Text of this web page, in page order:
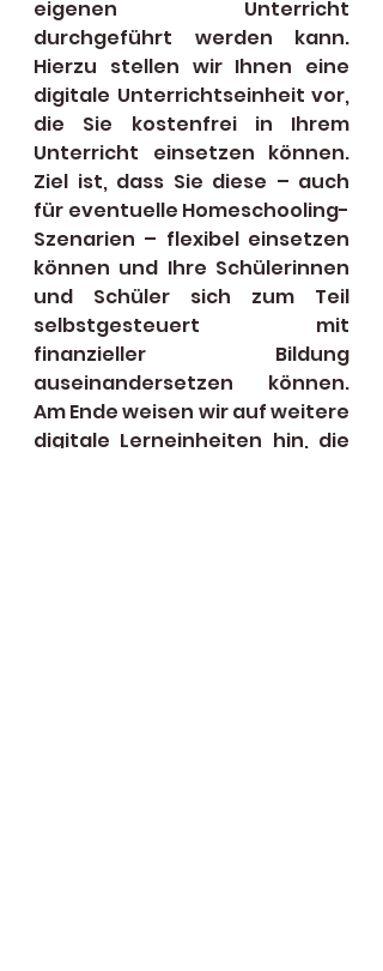
eigenen Unterricht
durchgeführt werden kann.
Hierzu stellen wir Ihnen eine
digitale Unterrichtseinheit vor,
die Sie kostenfrei in Ihrem
Unterricht einsetzen können.
Ziel ist, dass Sie diese – auch
für eventuelle Homeschooling-
Szenarien – flexibel einsetzen
können und Ihre Schülerinnen
und Schüler sich zum Teil
selbstgesteuert mit
finanzieller Bildung
auseinandersetzen können.
Am Ende weisen wir auf weitere
digitale Lerneinheiten hin, die